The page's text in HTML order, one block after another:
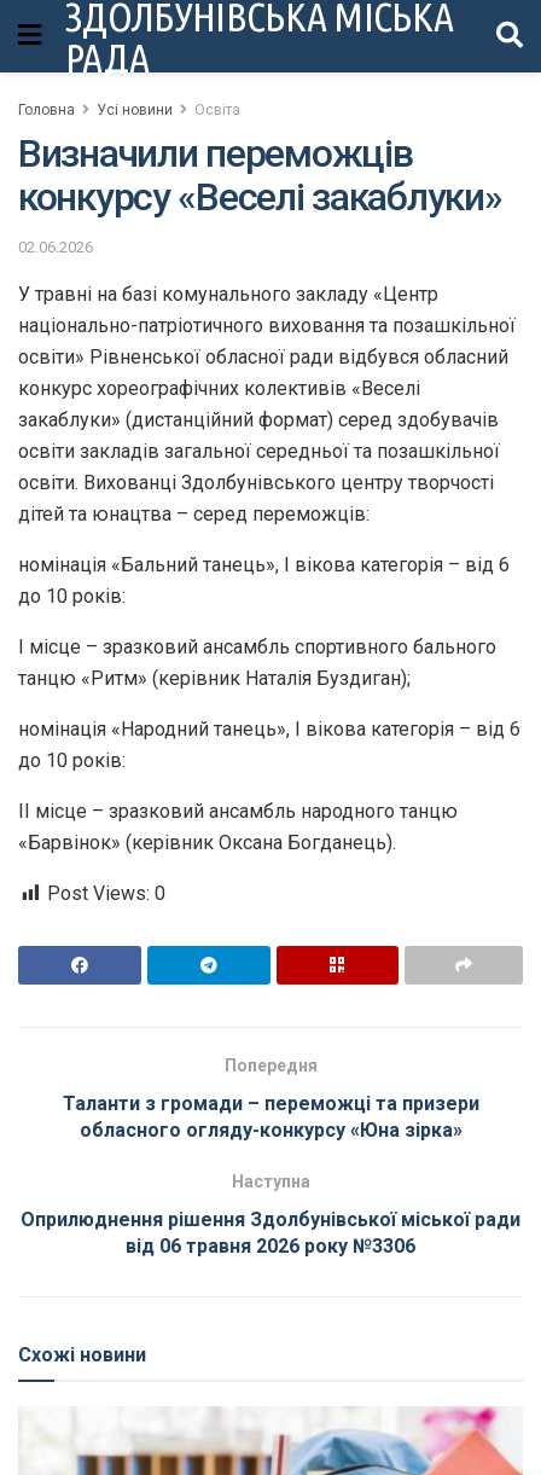
ЗДОЛБУНІВСЬКА МІСЬКА
РАДА
Головна Усі новини Освіта
Визначили переможців
конкурсу «Веселі закаблуки»
02.06.2026
У травні на базі комунального закладу «Центр
національно-патріотичного виховання та позашкільної
освіти» Рівненської обласної ради відбувся обласний
конкурс хореографічних колективів «Веселі
закаблуки» (дистанційний формат) серед здобувачів
освіти закладів загальної середньої та позашкільної
освіти. Вихованці Здолбунівського центру творчості
дітей та юнацтва – серед переможців:
номінація «Бальний танець», І вікова категорія – від 6
до 10 років:
І місце – зразковий ансамбль спортивного бального
танцю «Ритм» (керівник Наталія Буздиган);
номінація «Народний танець», І вікова категорія – від 6
до 10 років:
ІІ місце – зразковий ансамбль народного танцю
«Барвінок» (керівник Оксана Богданець).
Post Views: 0
Попередня
Таланти з громади – переможці та призери
обласного огляду-конкурсу «Юна зірка»
Наступна
Оприлюднення рішення Здолбунівської міської ради
від 06 травня 2026 року №3306
Схожі новини